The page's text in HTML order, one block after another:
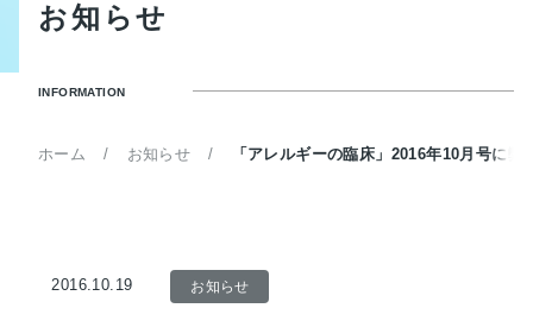
お知 らせ
INFORMATION
ホーム お知らせ 「アレルギーの臨床」2016年10月号に
2016.10.19 お知らせ